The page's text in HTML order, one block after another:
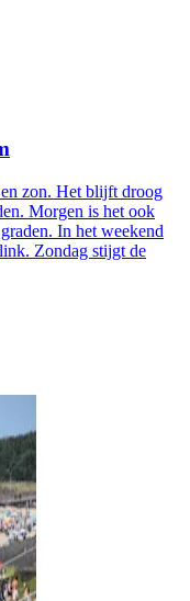
zon. Het blijft droog
Morgen is het ook
In het weekend
Zondag stijgt de